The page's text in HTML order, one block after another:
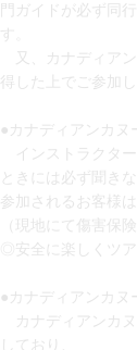
門ガイドが必ず同
す。
又、カナディアン
得した上でご参加
●カナディアンカヌ
インストラクター
ときには必ず聞き
参加されるお客様
（現地にて傷害保険
◎安全に楽しくツ
●カナディアンカヌ
カナディアンカヌ
しており、